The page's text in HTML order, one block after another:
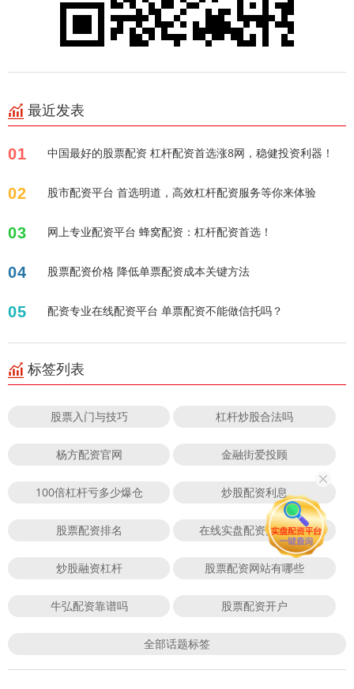
最近发表
01 中国最好的股票配资 杠杆配资首选涨8网，稳健投资利器！
02 股市配资平台 首选明道，高效杠杆配资服务等你来体验
03 网上专业配资平台 蜂窝配资：杠杆配资首选！
04 股票配资价格 降低单票配资成本关键方法
05 配资专业在线配资平台 单票配资不能做信托吗？
标签列表
股票入门与技巧 杠杆炒股合法吗
杨方配资官网 金融街爱投顾
100倍杠杆亏多少爆仓 炒股配资利息
股票配资排名 在线实盘配资开户平台
炒股融资杠杆 股票配资网站有哪些
牛弘配资靠谱吗 股票配资开户
全部话题标签